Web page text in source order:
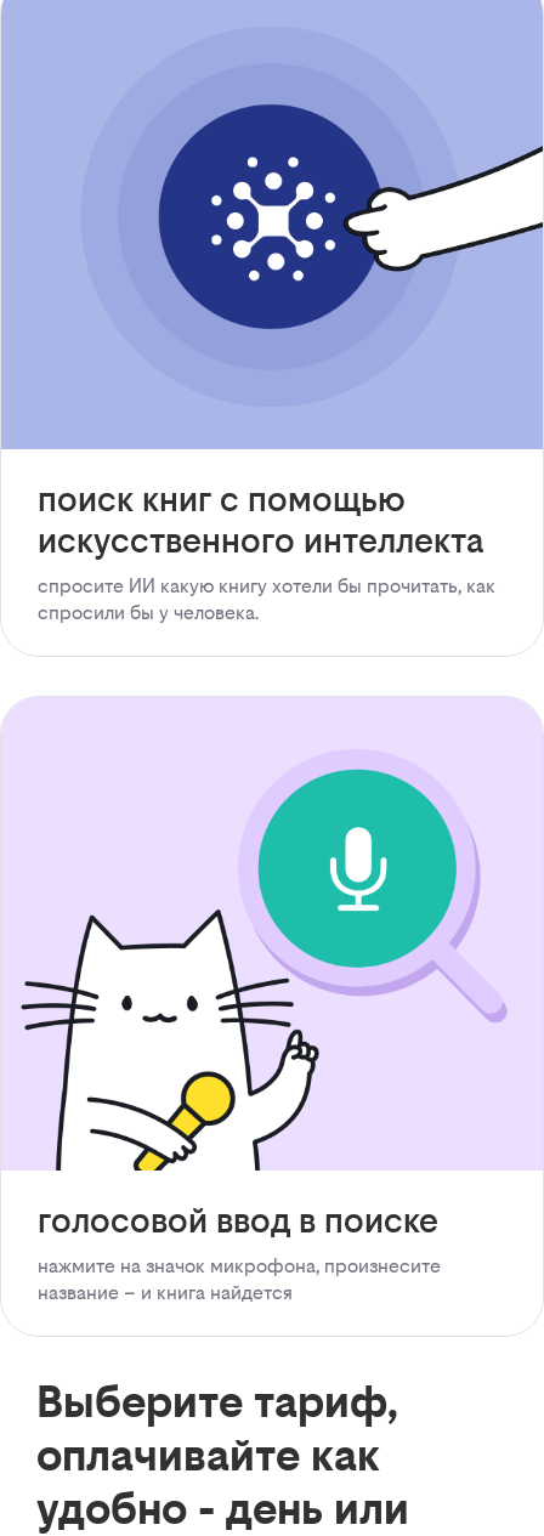
поиск книг с помощью
искусственного интеллекта
спросите ИИ какую книгу хотели бы прочитать, как
спросили бы у человека.
голосовой ввод в поиске
нажмите на значок микрофона, произнесите
название – и книга найдется
Выберите тариф,
оплачивайте как
удобно - день или